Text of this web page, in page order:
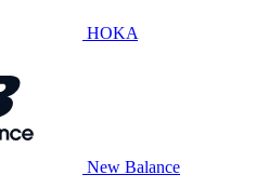
HOKA
New Balance